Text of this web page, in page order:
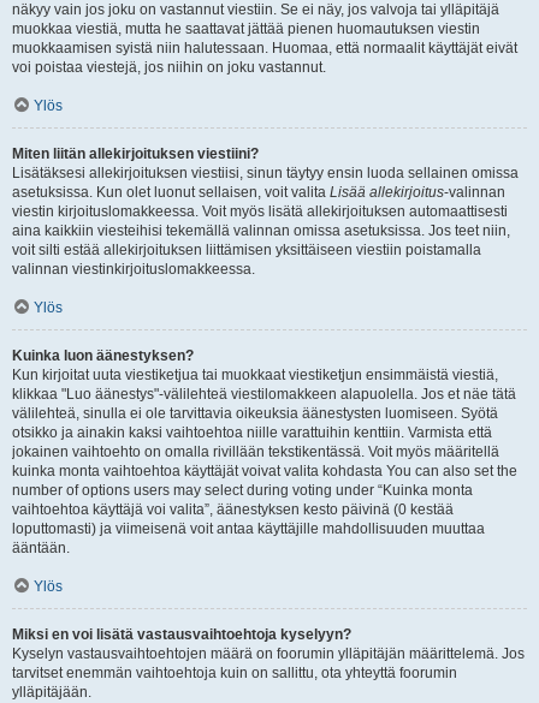
näkyy vain jos joku on vastannut viestiin. Se ei näy, jos valvoja tai ylläpitäjä
muokkaa viestiä, mutta he saattavat jättää pienen huomautuksen viestin
muokkaamisen syistä niin halutessaan. Huomaa, että normaalit käyttäjät eivät
voi poistaa viestejä, jos niihin on joku vastannut.
Ylös
Miten liitän allekirjoituksen viestiini?
Lisätäksesi allekirjoituksen viestiisi, sinun täytyy ensin luoda sellainen omissa
asetuksissa. Kun olet luonut sellaisen, voit valita Lisää allekirjoitus-valinnan
viestin kirjoituslomakkeessa. Voit myös lisätä allekirjoituksen automaattisesti
aina kaikkiin viesteihisi tekemällä valinnan omissa asetuksissa. Jos teet niin,
voit silti estää allekirjoituksen liittämisen yksittäiseen viestiin poistamalla
valinnan viestinkirjoituslomakkeessa.
Ylös
Kuinka luon äänestyksen?
Kun kirjoitat uuta viestiketjua tai muokkaat viestiketjun ensimmäistä viestiä,
klikkaa "Luo äänestys"-välilehteä viestilomakkeen alapuolella. Jos et näe tätä
välilehteä, sinulla ei ole tarvittavia oikeuksia äänestysten luomiseen. Syötä
otsikko ja ainakin kaksi vaihtoehtoa niille varattuihin kenttiin. Varmista että
jokainen vaihtoehto on omalla rivillään tekstikentässä. Voit myös määritellä
kuinka monta vaihtoehtoa käyttäjät voivat valita kohdasta You can also set the
number of options users may select during voting under “Kuinka monta
vaihtoehtoa käyttäjä voi valita”, äänestyksen kesto päivinä (0 kestää
loputtomasti) ja viimeisenä voit antaa käyttäjille mahdollisuuden muuttaa
ääntään.
Ylös
Miksi en voi lisätä vastausvaihtoehtoja kyselyyn?
Kyselyn vastausvaihtoehtojen määrä on foorumin ylläpitäjän määrittelemä. Jos
tarvitset enemmän vaihtoehtoja kuin on sallittu, ota yhteyttä foorumin
ylläpitäjään.